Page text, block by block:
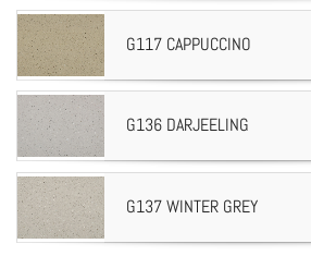
G117 CAPPUCCINO
G136 DARJEELING
G137 WINTER GREY